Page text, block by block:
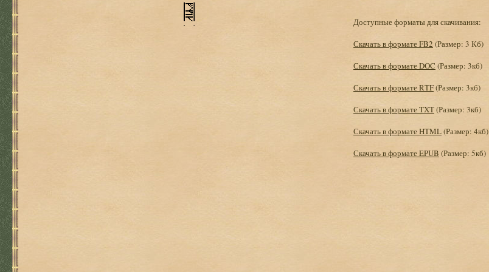
Доступные форматы для скачивания:
Скачать в формате FB2 (Размер: 3 Кб)
Скачать в формате DOC (Размер: 3кб)
Скачать в формате RTF(Размер: 3кб)
Скачать в формате TXT(Размер: 3кб)
Скачать в формате HTML(Размер: 4кб)
Скачать в формате EPUB (Размер: 5кб)